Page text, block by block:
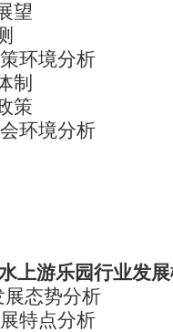
望
环境分析
制
策
环境分析
上游乐园行业发
态势分析
特点分析